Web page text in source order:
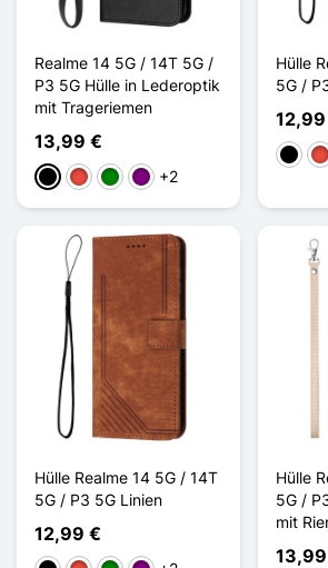
Realme 14 5G / 14T 5G /
P3 5G Hülle in Lederoptik
mit Trageriemen
13,99 €
Schwarz
Rot GrünViolett
+2
Hülle
5G /
Hülle Realme 14 5G / 14T
5G / P3 5G Linien
12,99 €
Hülle
5G /
mit